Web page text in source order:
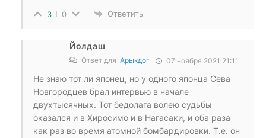
3 0 Ответить
Йолдаш
Ответ для Арыкдог 07 ноября 2021 21:11
Не знаю тот ли японец, но у одного японца Сева
Новгородцев брал интервью в начале
двухтысячных. Тот бедолага волею судьбы
оказался и в Хиросимо и в Нагасаки, и оба раза
как раз во время атомной бомбардировки. Т.е. он